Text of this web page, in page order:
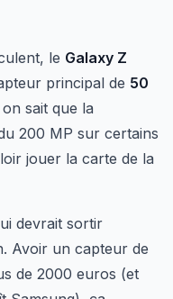
le Galaxy Z
principal de 50
sait que la
200 MP sur certains
jouer la carte de la
devrait sortir
Avoir un capteur de
de 2000 euros (et